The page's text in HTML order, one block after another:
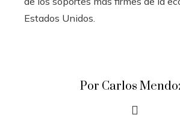
Estados Unidos.
Por Carlos